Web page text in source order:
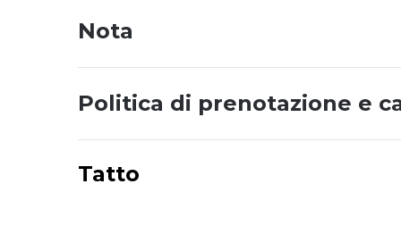
Nota
Politica di prenotazione e
Tatto